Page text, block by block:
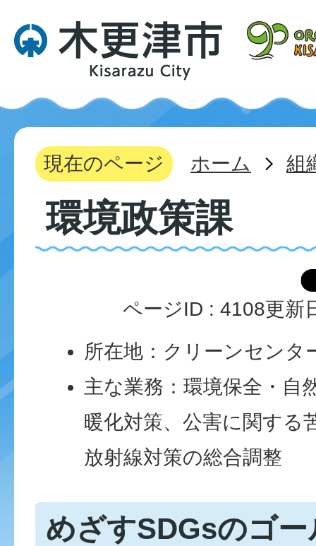
現在のページ ホーム 組
環境政策課
ページID : 4108更新
所在地：クリーンセンタ
主な業務：環境保全・自
暖化対策、公害に関する
放射線対策の総合調整
めざすSDGsのゴー